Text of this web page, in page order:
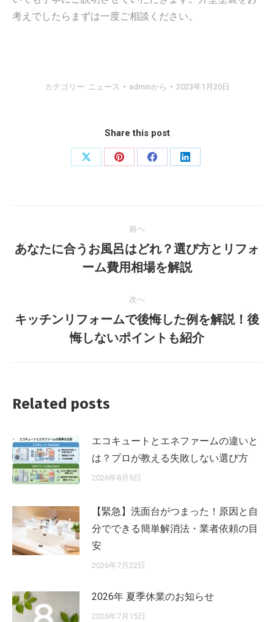
考えでしたらまずは一度ご相談ください。
カテゴリー: ニュース adminから 2023年1月20日
Share this post
X
PinterestFacebookLinkedIn
稿
ゲ
ョ
ン
前へ
前
の
あなたに合うお風呂はどれ？選び方とリフォ
ーム費用相場を解説
次へ
次
の
キッチンリフォームで後悔した例を解説！後
悔しないポイントも紹介
Related posts
エコキュートとエネファームの違いと
は？プロが教える失敗しない選び方
2026年8月5日
【緊急】洗面台がつまった！原因と自
分でできる簡単解消法・業者依頼の目
安
2026年7月22日
2026年 夏季休業のお知らせ
2026年7月15日